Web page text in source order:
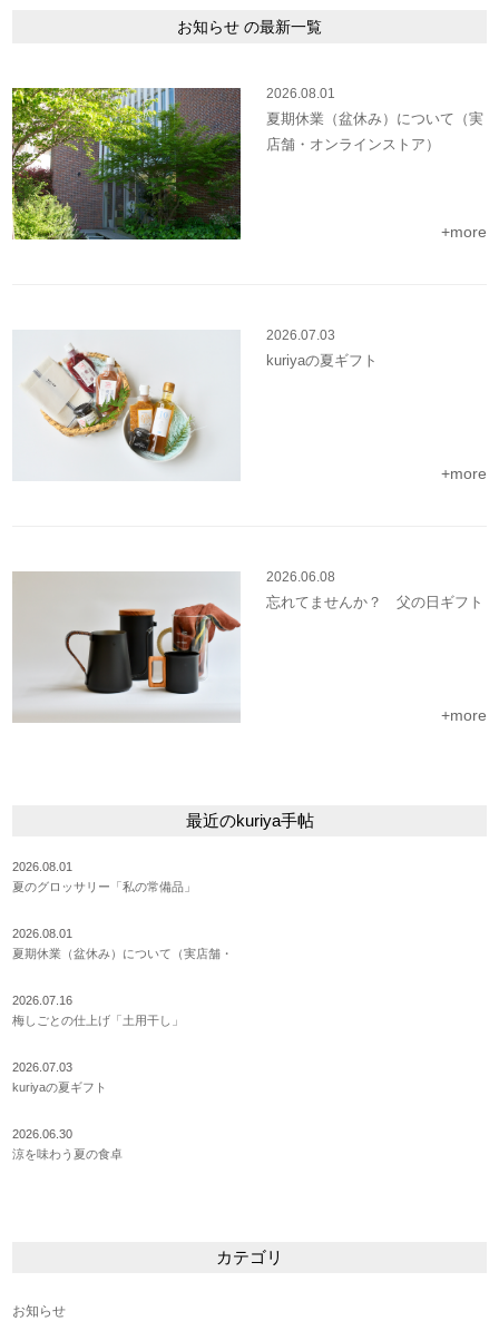
お知らせ の最新一覧
2026.08.01
夏期休業（盆休み）について（実
店舗・オンラインストア）
+more
2026.07.03
kuriyaの夏ギフト
+more
2026.06.08
忘れてませんか？ 父の日ギフト
+more
最近のkuriya手帖
2026.08.01
夏のグロッサリー「私の常備品」
2026.08.01
夏期休業（盆休み）について（実店舗・
2026.07.16
梅しごとの仕上げ「土用干し」
2026.07.03
kuriyaの夏ギフト
2026.06.30
涼を味わう夏の食卓
カテゴリ
お知らせ